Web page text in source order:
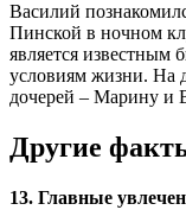
Василий
Пинской в ночном
является известным
условиям жизни. На
дочерей – Марину и
Другие
13. Главные